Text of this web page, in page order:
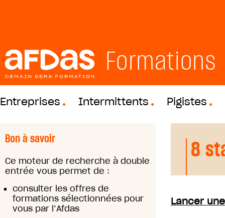
Formations
Entreprises Intermittents Pigistes
Bon à savoir
Ce moteur de recherche à double
entrée vous permet de :
consulter les offres de
formations sélectionnées pour
vous par l’Afdas
8
Lancer